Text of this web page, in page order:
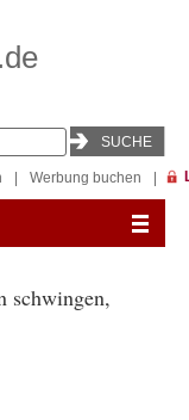
Werbung buchen
schwingen,